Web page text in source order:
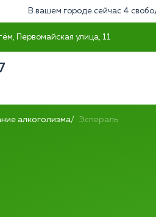
В вашем городе сейчас 4
Первомайская улица, 11
алкоголизма Эспераль